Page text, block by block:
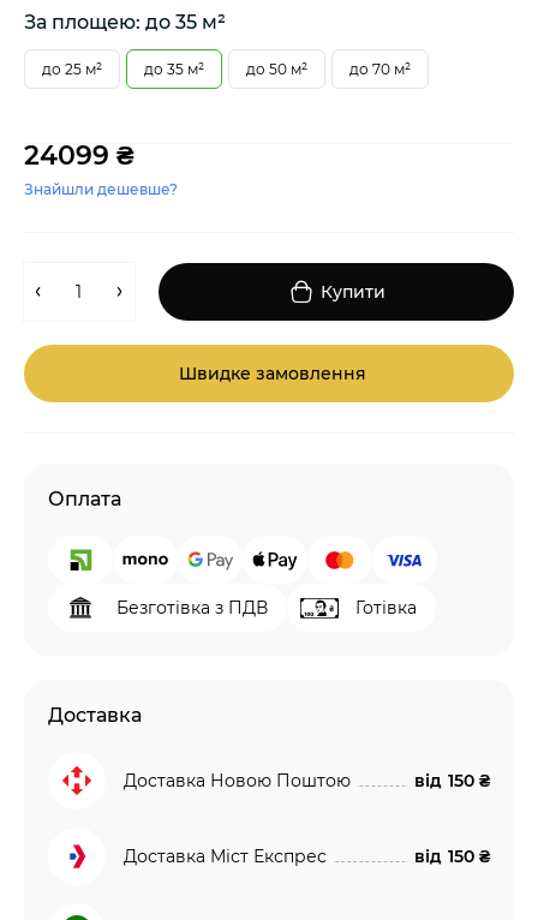
За площею: до 35 м²
до 25 м² до 35 м² до 50 м² до 70 м²
24099 ₴
Знайшли дешевше?
Купити
Швидке замовлення
Оплата
Безготівка з ПДВ Готівка
Доставка
Доставка Новою Поштою від 150 ₴
Доставка Міст Експрес від 150 ₴